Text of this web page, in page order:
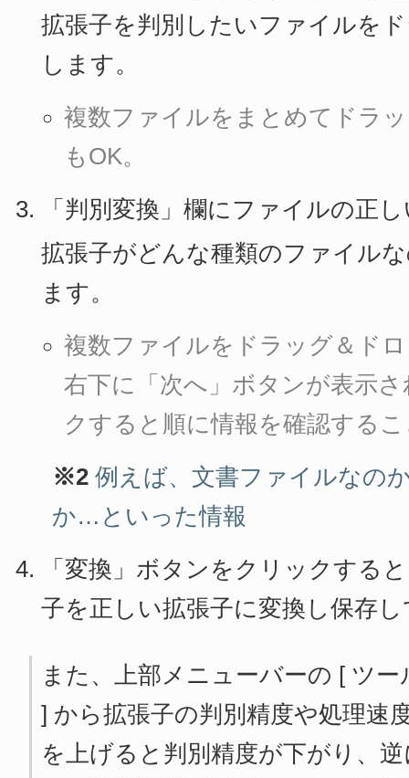
拡張子を判別したいファイルを
します。
複数ファイルをまとめてドラ
もOK。
「判別変換」欄にファイルの正
拡張子がどんな種類のファイル
ます。
複数ファイルをドラッグ＆ド
右下に「次へ」ボタンが表示
クすると順に情報を確認する
※2 例えば、文書ファイルなの
か…といった情報
「変換」ボタンをクリックする
子を正しい拡張子に変換し保存
また、上部メニューバーの [ ツ
] から拡張子の判別精度や処理速
を上げると判別精度が下がり、